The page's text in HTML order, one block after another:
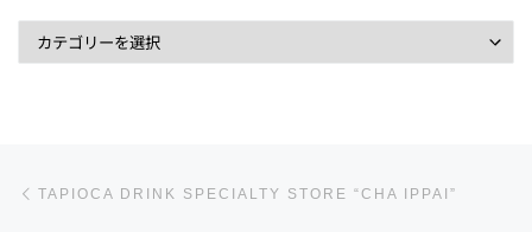
投稿ナビゲーション
TAPIOCA DRINK SPECIALTY STORE “CHA IPPAI”